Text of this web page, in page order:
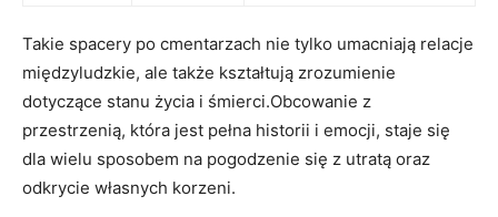
Takie spacery po cmentarzach ‌nie tylko umacniają relacje
międzyludzkie, ale także kształtują zrozumienie
dotyczące stanu życia i​ śmierci.Obcowanie z
przestrzenią, która ⁢jest pełna historii i ⁣emocji, staje się
dla⁤ wielu sposobem na pogodzenie się z utratą oraz
odkrycie własnych korzeni.